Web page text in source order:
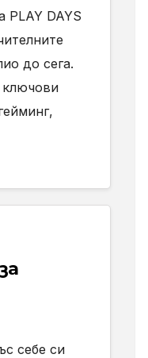
PLAY DAYS
до сега.
себе си